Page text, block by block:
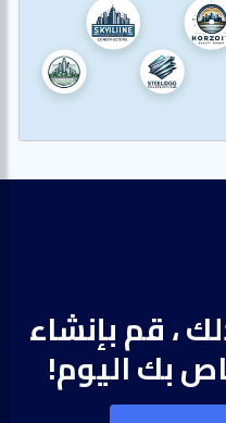
، قم بإنشاء
بك اليوم!